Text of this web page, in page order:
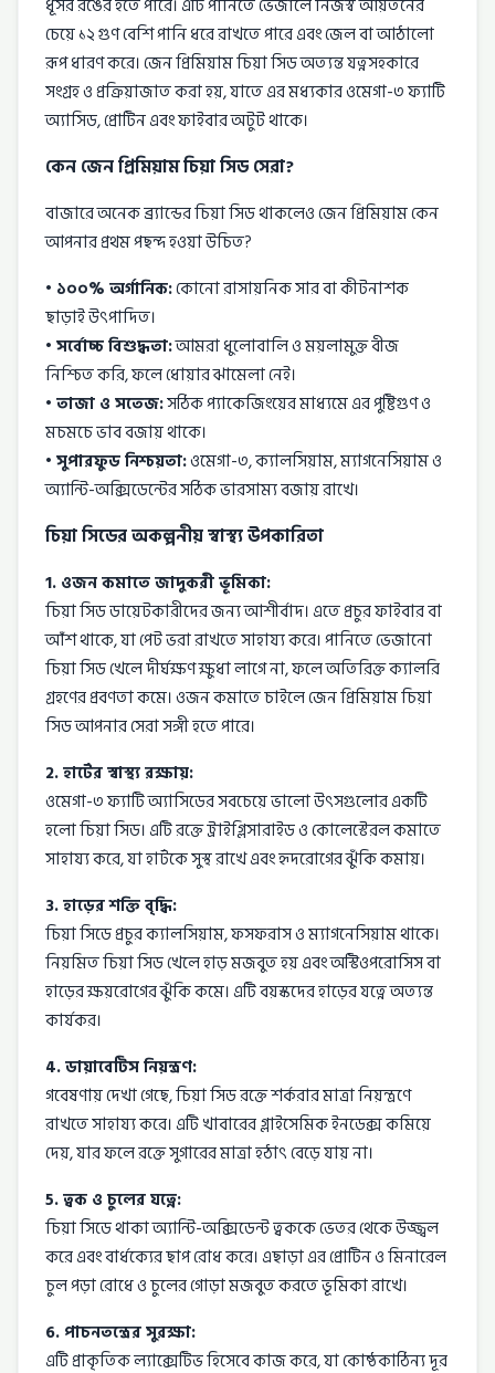
ধূসর রঙের হতে পারে। এটি পানিতে ভেজালে নিজস্ব আয়তনের
চেয়ে ১২ গুণ বেশি পানি ধরে রাখতে পারে এবং জেল বা আঠালো
রূপ ধারণ করে। জেন প্রিমিয়াম চিয়া সিড অত্যন্ত যত্নসহকারে
সংগ্রহ ও প্রক্রিয়াজাত করা হয়, যাতে এর মধ্যকার ওমেগা-৩ ফ্যাটি
অ্যাসিড, প্রোটিন এবং ফাইবার অটুট থাকে।
কেন জেন প্রিমিয়াম চিয়া সিড সেরা?
বাজারে অনেক ব্র্যান্ডের চিয়া সিড থাকলেও জেন প্রিমিয়াম কেন
আপনার প্রথম পছন্দ হওয়া উচিত?
• ১০০% অর্গানিক:কোনো রাসায়নিক সার বা কীটনাশক
ছাড়াই উৎপাদিত।
• সর্বোচ্চ বিশুদ্ধতা:আমরা ধুলোবালি ও ময়লামুক্ত বীজ
নিশ্চিত করি, ফলে ধোয়ার ঝামেলা নেই।
• তাজা ও সতেজ:সঠিক প্যাকেজিংয়ের মাধ্যমে এর পুষ্টিগুণ ও
মচমচে ভাব বজায় থাকে।
• সুপারফুড নিশ্চয়তা:ওমেগা-৩, ক্যালসিয়াম, ম্যাগনেসিয়াম ও
অ্যান্টি-অক্সিডেন্টের সঠিক ভারসাম্য বজায় রাখে।
চিয়া সিডের অকল্পনীয় স্বাস্থ্য উপকারিতা
1. ওজন কমাতে জাদুকরী ভূমিকা:
চিয়া সিড ডায়েটকারীদের জন্য আশীর্বাদ। এতে প্রচুর ফাইবার বা
আঁশ থাকে, যা পেট ভরা রাখতে সাহায্য করে। পানিতে ভেজানো
চিয়া সিড খেলে দীর্ঘক্ষণ ক্ষুধা লাগে না, ফলে অতিরিক্ত ক্যালরি
গ্রহণের প্রবণতা কমে। ওজন কমাতে চাইলে জেন প্রিমিয়াম চিয়া
সিড আপনার সেরা সঙ্গী হতে পারে।
2. হার্টের স্বাস্থ্য রক্ষায়:
ওমেগা-৩ ফ্যাটি অ্যাসিডের সবচেয়ে ভালো উৎসগুলোর একটি
হলো চিয়া সিড। এটি রক্তে ট্রাইগ্লিসারাইড ও কোলেস্টেরল কমাতে
সাহায্য করে, যা হার্টকে সুস্থ রাখে এবং হৃদরোগের ঝুঁকি কমায়।
3. হাড়ের শক্তি বৃদ্ধি:
চিয়া সিডে প্রচুর ক্যালসিয়াম, ফসফরাস ও ম্যাগনেসিয়াম থাকে।
নিয়মিত চিয়া সিড খেলে হাড় মজবুত হয় এবং অস্টিওপরোসিস বা
হাড়ের ক্ষয়রোগের ঝুঁকি কমে। এটি বয়স্কদের হাড়ের যত্নে অত্যন্ত
কার্যকর।
4. ডায়াবেটিস নিয়ন্ত্রণ:
গবেষণায় দেখা গেছে, চিয়া সিড রক্তে শর্করার মাত্রা নিয়ন্ত্রণে
রাখতে সাহায্য করে। এটি খাবারের গ্লাইসেমিক ইনডেক্স কমিয়ে
দেয়, যার ফলে রক্তে সুগারের মাত্রা হঠাৎ বেড়ে যায় না।
5. ত্বক ও চুলের যত্নে:
চিয়া সিডে থাকা অ্যান্টি-অক্সিডেন্ট ত্বককে ভেতর থেকে উজ্জ্বল
করে এবং বার্ধক্যের ছাপ রোধ করে। এছাড়া এর প্রোটিন ও মিনারেল
চুল পড়া রোধে ও চুলের গোড়া মজবুত করতে ভূমিকা রাখে।
6. পাচনতন্ত্রের সুরক্ষা:
এটি প্রাকৃতিক ল্যাক্সেটিভ হিসেবে কাজ করে, যা কোষ্ঠকাঠিন্য দূর